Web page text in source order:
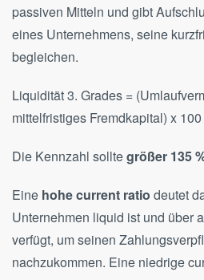
passiven Mitteln und gibt
eines Unternehmens, seine
begleichen.
Liquidität 3. Grades =
mittelfristiges Fremdkapital) x
Die Kennzahl solltegrößer 135
Eine hohe current ratio deutet
Unternehmen liquid ist und über
verfügt, um seinen
nachzukommen. Eine niedrige